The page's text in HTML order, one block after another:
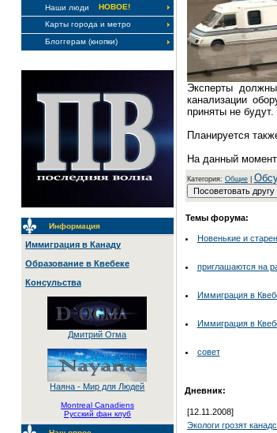
Наши люди
НОВОЕ!
Карты города и метро
Блоггерам (кнопки)
Информация
Иммиграция в Канаду
Образование в Квебеке
Консульства
Дмитрий Огма
Наяна - Мир для Людей
Montreal Canadiens
Русский фан клуб
Эксперты
канализации
приняты не будут.
Планируется
На данный момент
Категория: Общие|
Темы форума:
Новенькие и
приглашаются на
Иммиграция в
Иммиграция в
совет
Дневник:
[12.11.2008]
Экологи грозят